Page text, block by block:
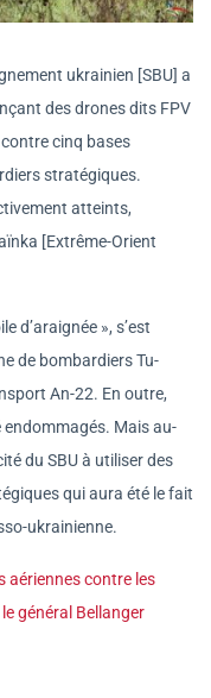
ukrainien [SBU] a
des drones dits FPV
cinq bases
stratégiques.
atteints,
[Extrême-Orient
d’araignée », s’est
de bombardiers Tu-
An-22. En outre,
endommagés. Mais au-
du SBU à utiliser des
qui aura été le fait
ukrainienne.
aériennes contre les
général Bellanger